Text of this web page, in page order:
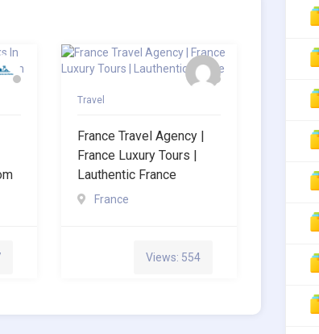
Travel
France Travel Agency |
France Luxury Tours |
Lauthentic France
France
Views: 554